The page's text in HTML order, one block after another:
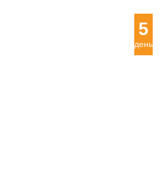
5
день